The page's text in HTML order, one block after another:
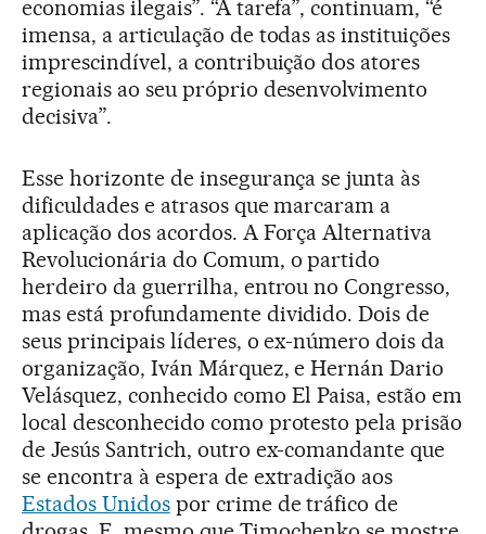
economias ilegais”. “A tarefa”, continuam, “é
imensa, a articulação de todas as instituições
imprescindível, a contribuição dos atores
regionais ao seu próprio desenvolvimento
decisiva”.
Esse horizonte de insegurança se junta às
dificuldades e atrasos que marcaram a
aplicação dos acordos. A Força Alternativa
Revolucionária do Comum, o partido
herdeiro da guerrilha, entrou no Congresso,
mas está profundamente dividido. Dois de
seus principais líderes, o ex-número dois da
organização, Iván Márquez, e Hernán Dario
Velásquez, conhecido como El Paisa, estão em
local desconhecido como protesto pela prisão
de Jesús Santrich, outro ex-comandante que
se encontra à espera de extradição aos
Estados Unidospor crime de tráfico de